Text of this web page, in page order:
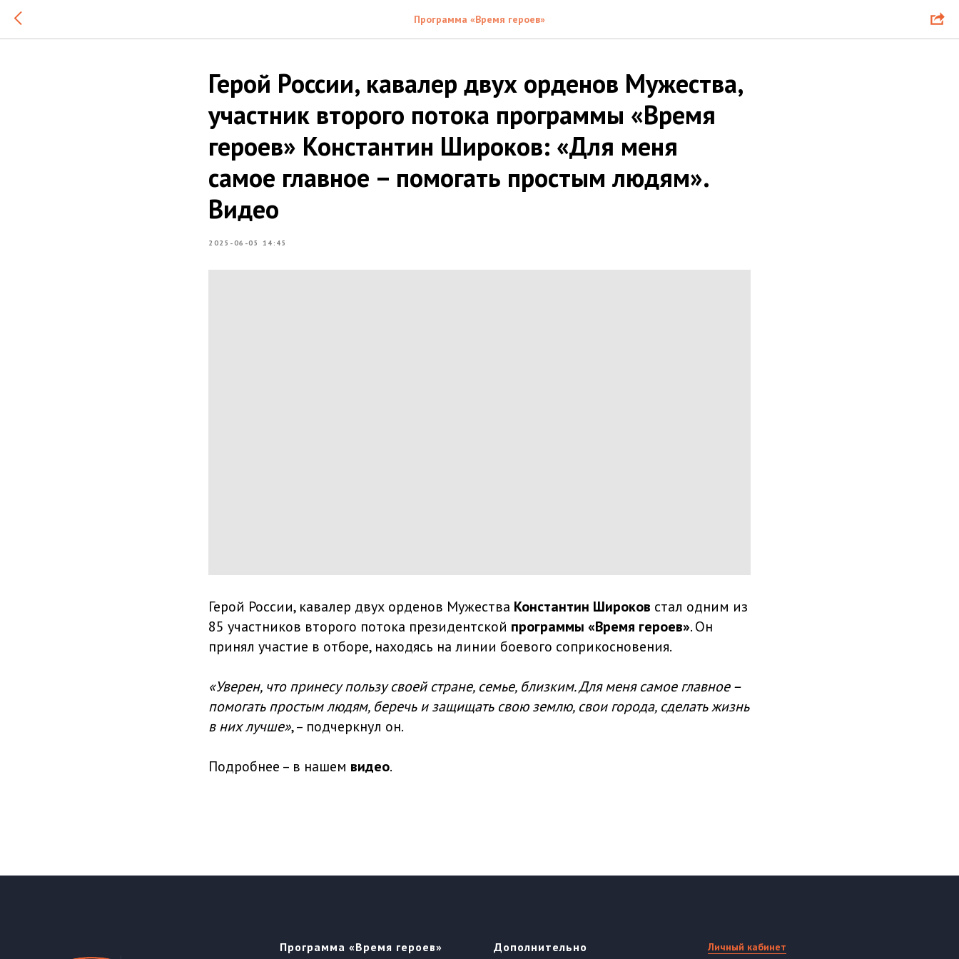
Программа «Время героев»
Герой России, кавалер двух орденов Мужества,
участник второго потока программы «Время
героев» Константин Широков: «Для меня
самое главное – помогать простым людям».
Видео
2025-06-05 14:45
Герой России, кавалер двух орденов Мужества Константин Широков стал одним из
85 участников второго потока президентской программы «Время героев». Он
принял участие в отборе, находясь на линии боевого соприкосновения.
«Уверен, что принесу пользу своей стране, семье, близким. Для меня самое главное –
помогать простым людям, беречь и защищать свою землю, свои города, сделать жизнь
в них лучше», – подчеркнул он.
Подробнее – в нашем видео.
Программа «Время героев» Дополнительно Личный кабинет